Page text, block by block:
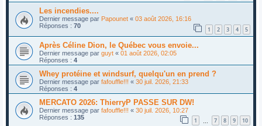
Les incendies....
Dernier message par Papounet « 03 août 2026, 16:16
Réponses : 70 1 2 3 4 5
Après Céline Dion, le Québec vous envoie...
Dernier message par guyt « 01 août 2026, 02:05
Réponses : 4
Whey protéine et windsurf, quelqu'un en prend ?
Dernier message par fafouffle!!! « 30 juil. 2026, 21:33
Réponses : 4
MERCATO 2026: ThierryP PASSE SUR DW!
Dernier message par fafouffle!!! « 30 juil. 2026, 10:27
Réponses : 135 1 7 8 9 10